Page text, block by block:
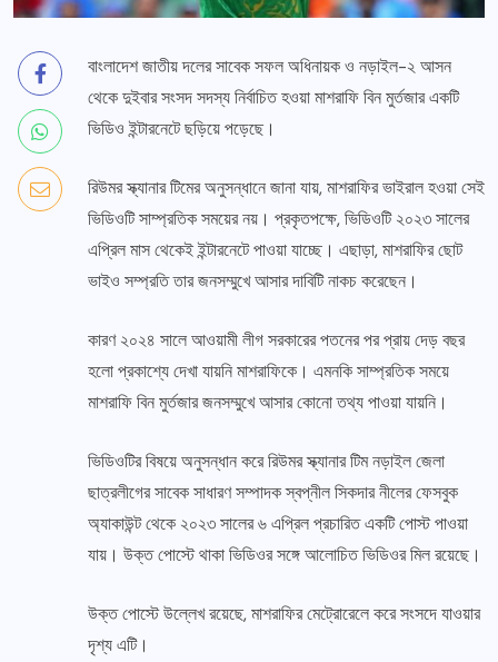
বাংলাদেশ জাতীয় দলের সাবেক সফল অধিনায়ক ও নড়াইল-২ আসন
থেকে দুইবার সংসদ সদস্য নির্বাচিত হওয়া মাশরাফি বিন মুর্তজার একটি
ভিডিও ইন্টারনেটে ছড়িয়ে পড়েছে।
রিউমর স্ক্যানার টিমের অনুসন্ধানে জানা যায়, মাশরাফির ভাইরাল হওয়া সেই
ভিডিওটি সাম্প্রতিক সময়ের নয়। প্রকৃতপক্ষে, ভিডিওটি ২০২৩ সালের
এপ্রিল মাস থেকেই ইন্টারনেটে পাওয়া যাচ্ছে। এছাড়া, মাশরাফির ছোট
ভাইও সম্প্রতি তার জনসম্মুখে আসার দাবিটি নাকচ করেছেন।
কারণ ২০২৪ সালে আওয়ামী লীগ সরকারের পতনের পর প্রায় দেড় বছর
হলো প্রকাশ্যে দেখা যায়নি মাশরাফিকে। এমনকি সাম্প্রতিক সময়ে
মাশরাফি বিন মুর্তজার জনসম্মুখে আসার কোনো তথ্য পাওয়া যায়নি।
ভিডিওটির বিষয়ে অনুসন্ধান করে রিউমর স্ক্যানার টিম নড়াইল জেলা
ছাত্রলীগের সাবেক সাধারণ সম্পাদক স্বপ্নীল সিকদার নীলের ফেসবুক
অ্যাকাউন্ট থেকে ২০২৩ সালের ৬ এপ্রিল প্রচারিত একটি পোস্ট পাওয়া
যায়। উক্ত পোস্টে থাকা ভিডিওর সঙ্গে আলোচিত ভিডিওর মিল রয়েছে।
উক্ত পোস্টে উল্লেখ রয়েছে, মাশরাফির মেট্রোরেলে করে সংসদে যাওয়ার
দৃশ্য এটি।